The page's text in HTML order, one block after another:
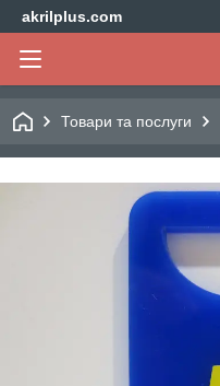
akrilplus.com
Товари та послуги